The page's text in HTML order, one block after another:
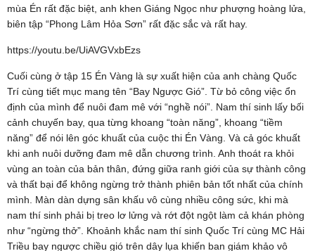
mùa Én rất đặc biệt, anh khen Giáng Ngọc như phượng hoàng lửa,
biên tập “Phong Lâm Hỏa Sơn” rất đặc sắc và rất hay.
https://youtu.be/UiAVGVxbEzs
Cuối cùng ở tập 15 Én Vàng là sự xuất hiện của anh chàng Quốc
Trí cùng tiết mục mang tên “Bay Ngược Gió”. Từ bỏ công việc ổn
định của mình để nuôi đam mê với “nghề nói”. Nam thí sinh lấy bối
cảnh chuyến bay, qua từng khoang “toàn năng”, khoang “tiềm
năng” để nói lên góc khuất của cuộc thi Én Vàng. Và cả góc khuất
khi anh nuôi dưỡng đam mê dẫn chương trình. Anh thoát ra khỏi
vùng an toàn của bản thân, đứng giữa ranh giới của sự thành công
và thất bại để không ngừng trở thành phiên bản tốt nhất của chính
mình. Màn dàn dựng sân khấu vô cùng nhiều công sức, khi mà
nam thí sinh phải bị treo lơ lửng và rớt đột ngột làm cả khán phòng
như “ngừng thở”. Khoảnh khắc nam thí sinh Quốc Trí cùng MC Hải
Triều bay ngược chiều gió trên dây lụa khiến ban giám khảo vô